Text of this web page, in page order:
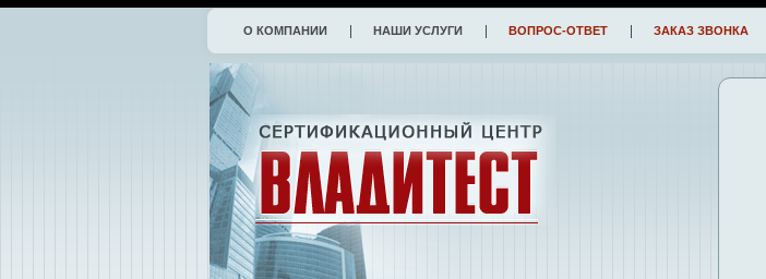
О КОМПАНИИ НАШИ УСЛУГИ ВОПРОС-ОТВЕТ ЗАКАЗ ЗВОНКА